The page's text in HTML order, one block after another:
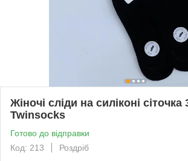
Жіночі сліди на силіконі
Twinsocks
Готово до відправки
Код: 213
Роздріб